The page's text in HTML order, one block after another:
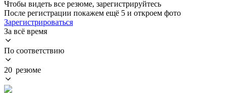
Чтобы видеть все резюме, зарегистрируйтесь
После регистрации покажем ещё 5 и откроем фото
Зарегистрироваться
За всё время
По соответствию
20 резюме